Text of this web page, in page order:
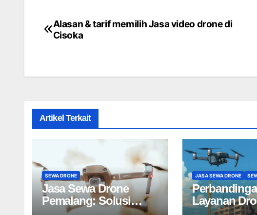
Post
Alasan & tarif memilih Jasa video drone di
Cisoka
Artikel Terkait
SEWA DRONE
Jasa Sewa Drone
Pemalang: Solusi
JASA SEWA DRONE
Layanan